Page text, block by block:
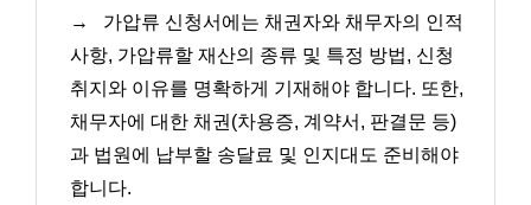
→
가압류 신청서에는 채권자와 채무자의 인적
사항, 가압류할 재산의 종류 및 특정 방법, 신청
취지와 이유를 명확하게 기재해야 합니다. 또한,
채무자에 대한 채권(차용증, 계약서, 판결문 등)
과 법원에 납부할 송달료 및 인지대도 준비해야
합니다.